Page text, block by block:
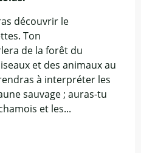
découvrir le
Ton
de la forêt du
et des animaux au
à interpréter les
sauvage ; auras-tu
et les...